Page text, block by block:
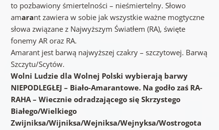
to pozbawiony śmiertelności – nieśmiertelny. Słowo
amarant zawiera w sobie jak wszystkie ważne mogtyczne
słowa związane z Najwyższym Światłem (RA), święte
fonemy AR oraz RA.
Amarant jest barwą najwyższej czakry – szczytowej. Barwą
Szczytu/Scytów.
Wolni Ludzie dla Wolnej Polski wybierają barwy
NIEPODLEGŁEJ – Biało-Amarantowe. Na godło zaś RA-
RAHA – Wiecznie odradzającego się Skrzystego
Białego/Wielkiego
Zwijniksa/Wijniksa/Wejniksa/Wejnyksa/Wostrogota